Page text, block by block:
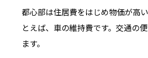
都心部は住居費をはじめ物価が高
とえば、車の維持費です。交通の
ます。